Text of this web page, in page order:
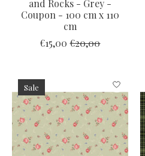
and Rocks - Grey -
Coupon - 100 cm x 110
cm
€15,00 €20,00
Sale